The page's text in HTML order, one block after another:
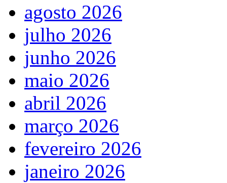
agosto 2026
julho 2026
junho 2026
maio 2026
abril 2026
março 2026
fevereiro 2026
janeiro 2026